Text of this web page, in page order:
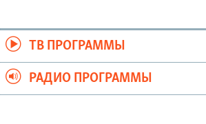
ТВ ПРОГРАММЫ
РАДИО ПРОГРАММЫ